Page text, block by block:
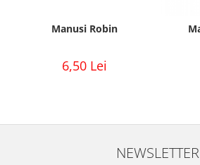
Manusi Robin
6,50 Lei
NEWSLETTER